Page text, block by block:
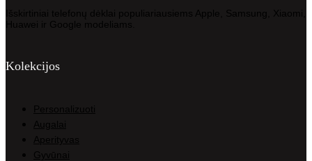
Išskirtiniai telefonų dėklai populiariausiems Apple, Samsung, Xiaomi,
Huawei ir Google modeliams.
Kolekcijos
Personalizuoti
Augalai
Aperityvas
Gyvūnai